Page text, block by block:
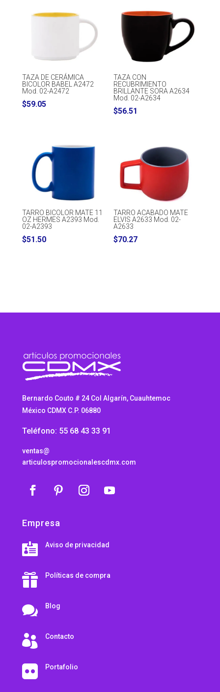
through
$48.84
TAZA DE CERÁMICA
BICOLOR BABEL A2472
Mod. 02-A2472
$59.05
TAZA CON
RECUBRIMIENTO
BRILLANTE SORA A2634
Mod. 02-A2634
$56.51
TARRO BICOLOR MATE 11
OZ HERMES A2393 Mod.
02-A2393
$51.50
TARRO ACABADO MATE
ELVIS A2633 Mod. 02-
A2633
$70.27
Bernardo Couto # 24 Col Algarín, Cuauhtemoc
México CDMX C.P. 06880
Teléfono: 55 68 43 33 91
ventas@
articulospromocionalescdmx.com
Empresa
 Aviso de privacidad
 Políticas de compra
 Blog
 Contacto
 Portafolio